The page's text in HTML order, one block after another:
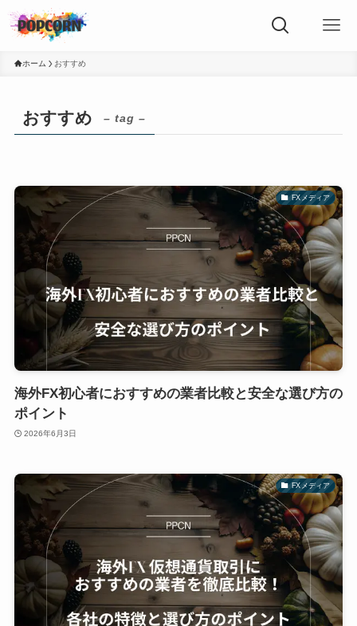
ホーム おすすめ
おすすめ – tag –
FXメディア
海外FX初心者におすすめの業者比較と安全な選び方の
ポイント
2026年6月3日
FXメディア